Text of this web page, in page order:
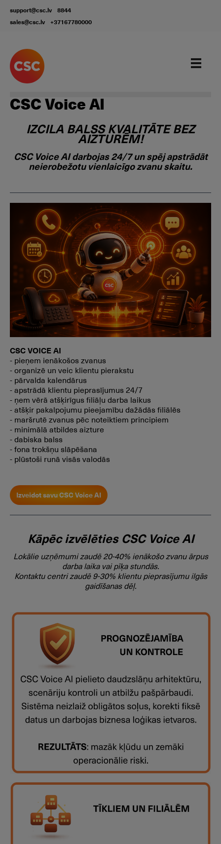
support@csc.lv
8844
sales@csc.lv
+37167780000
Our services
CSC Voice AI
IZCILA BALSS KVALITĀTE BEZ
AIZTURĒM!
CSC Voice AI darbojas 24/7 un spēj apstrādāt
neierobežotu vienlaicīgo zvanu skaitu.
CSC VOICE AI
- pieņem ienākošos zvanus
- organizē un veic klientu pierakstu
- pārvalda kalendārus
- apstrādā klientu pieprasījumus 24/7
- ņem vērā atšķirīgus filiāļu darba laikus
- atšķir pakalpojumu pieejamību dažādās filiālēs
- maršrutē zvanus pēc noteiktiem principiem
- minimālā atbildes aizture
- dabiska balss
- fona trokšņu slāpēšana
- plūstoši runā visās valodās
Izveidot savu CSC Voice AI
Kāpēc izvēlēties CSC Voice AI
Lokālie uzņēmumi zaudē 20-40% ienākošo zvanu ārpus
darba laika vai pīķa stundās.
Kontaktu centri zaudē 9-30% klientu pieprasījumu ilgās
gaidīšanas dēļ.